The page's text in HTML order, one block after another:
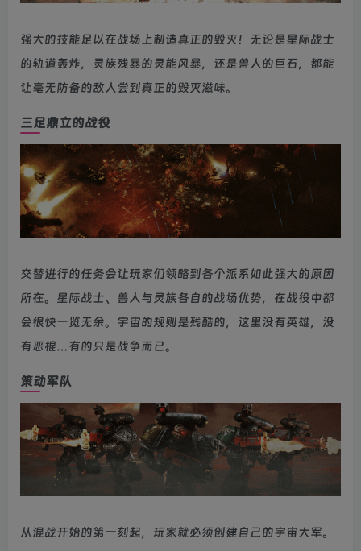
强大的技能足以在战场上制造真正的毁灭！无论是星际战士
的轨道轰炸，灵族残暴的灵能风暴，还是兽人的巨石，都能
让毫无防备的敌人尝到真正的毁灭滋味。
三足鼎立的战役
交替进行的任务会让玩家们领略到各个派系如此强大的原因
所在。星际战士、兽人与灵族各自的战场优势，在战役中都
会很快一览无余。宇宙的规则是残酷的，这里没有英雄，没
有恶棍…有的只是战争而已。
策动军队
从混战开始的第一刻起，玩家就必须创建自己的宇宙大军。